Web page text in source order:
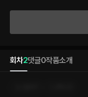
회차2댓글0작품소개